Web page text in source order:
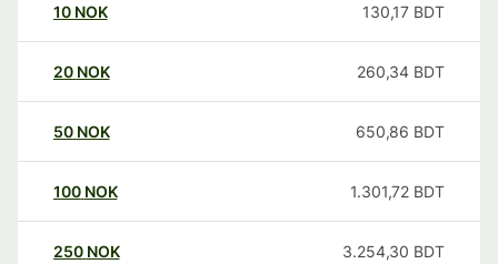
10 NOK 130,17 BDT
20 NOK 260,34 BDT
50 NOK 650,86 BDT
100 NOK 1.301,72 BDT
250 NOK 3.254,30 BDT